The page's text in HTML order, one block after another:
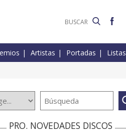
Artistas Portadas Listas
PRO. NOVEDADES DISCOS